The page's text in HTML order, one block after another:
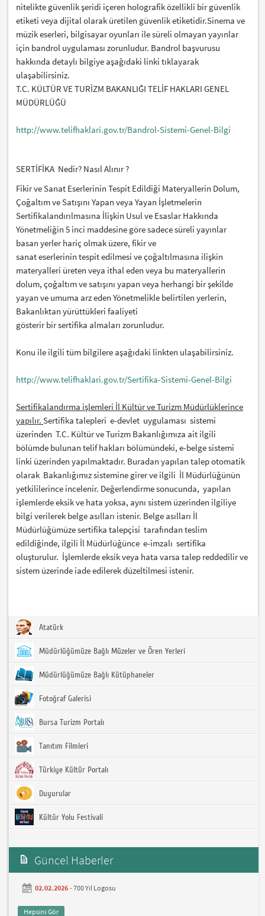
nitelikte güvenlik şeridi içeren holografik özellikli bir güvenlik
etiketi veya dijital olarak üretilen güvenlik etiketidir.Sinema ve
müzik eserleri, bilgisayar oyunları ile süreli olmayan yayınlar
için bandrol uygulaması zorunludur. Bandrol başvurusu
hakkında detaylı bilgiye aşağıdaki linki tıklayarak
ulaşabilirsiniz.
T.C. KÜLTÜR VE TURİZM BAKANLIĞI TELİF HAKLARI GENEL
MÜDÜRLÜĞÜ
http://www.telifhaklari.gov.tr/Bandrol-Sistemi-Genel-Bilgi
SERTİFİKA Nedir? Nasıl Alınır ?
Fikir ve Sanat Eserlerinin Tespit Edildiği Materyallerin Dolum,
Çoğaltım ve Satışını Yapan veya Yayan İşletmelerin
Sertifikalandırılmasına İlişkin Usul ve Esaslar Hakkında
Yönetmeliğin 5 inci maddesine göre sadece süreli yayınlar
basan yerler hariç olmak üzere, fikir ve
sanat eserlerinin tespit edilmesi ve çoğaltılmasına ilişkin
materyalleri üreten veya ithal eden veya bu materyallerin
dolum, çoğaltım ve satışını yapan veya herhangi bir şekilde
yayan ve umuma arz eden Yönetmelikle belirtilen yerlerin,
Bakanlıktan yürüttükleri faaliyeti
gösterir bir sertifika almaları zorunludur.
Konu ile ilgili tüm bilgilere aşağıdaki linkten ulaşabilirsiniz.
http://www.telifhaklari.gov.tr/Sertifika-Sistemi-Genel-Bilgi
Sertifikalandırma işlemleri İl Kültür ve Turizm Müdürlüklerince
yapılır.Sertifika talepleri e-devlet uygulaması sistemi
üzerinden T.C. Kültür ve Turizm Bakanlığımıza ait ilgili
bölümde bulunan telif hakları bölümündeki, e-belge sistemi
linki üzerinden yapılmaktadır. Buradan yapılan talep otomatik
olarak Bakanlığımız sistemine girer ve ilgili İl Müdürlüğünün
yetkililerince incelenir. Değerlendirme sonucunda, yapılan
işlemlerde eksik ve hata yoksa, aynı sistem üzerinden ilgiliye
bilgi verilerek belge asılları istenir. Belge asılları İl
Müdürlüğümüze sertifika talepçisi tarafından teslim
edildiğinde, ilgili İl Müdürlüğünce e-imzalı sertifika
oluşturulur. İşlemlerde eksik veya hata varsa talep reddedilir ve
sistem üzerinde iade edilerek düzeltilmesi istenir.
Atatürk
Müdürlüğümüze Bağlı Müzeler ve Ören Yerleri
Müdürlüğümüze Bağlı Kütüphaneler
Fotoğraf Galerisi
Bursa Turizm Portalı
Tanıtım Filmleri
Türkiye Kültür Portalı
Duyurular
Kültür Yolu Festivali
Güncel Haberler
02.02.2026 -700 Yıl Logosu
Hepsini Gör